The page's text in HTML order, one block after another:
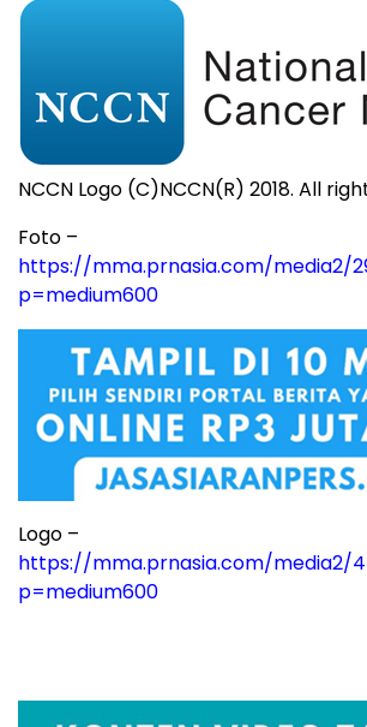
NCCN Logo (C)NCCN(R) 2018. All
Foto –
https://mma.prnasia.com/media2/
p=medium600
Logo –
https://mma.prnasia.com/media2/
p=medium600